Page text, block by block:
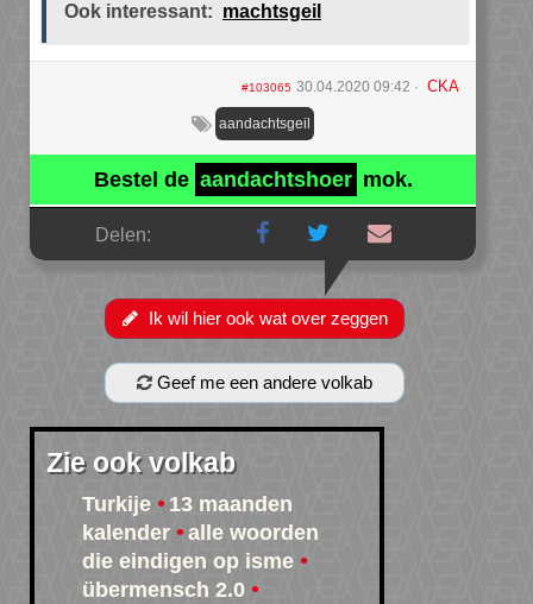
Ook interessant: machtsgeil
#103065 30.04.2020 09:42 CKA
aandachtsgeil
Bestel de aandachtshoer mok.
Delen:
Ik wil hier ook wat over zeggen
Geef me een andere volkab
Zie ook volkab
Turkije
13 maanden
kalender
alle woorden
die eindigen op isme
übermensch 2.0